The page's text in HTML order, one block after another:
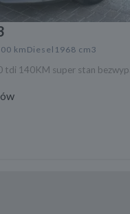
kmDiesel 1968 cm3
tdi 140KM super stan